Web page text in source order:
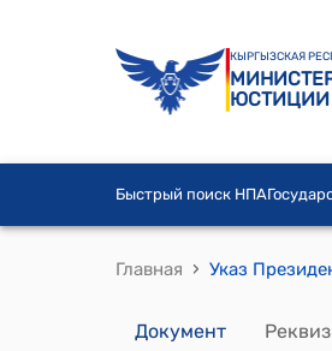
КЫРГЫЗСКАЯ
ЮСТИЦИИ
Быстрый поиск НПА
Главная › Указ
Документ